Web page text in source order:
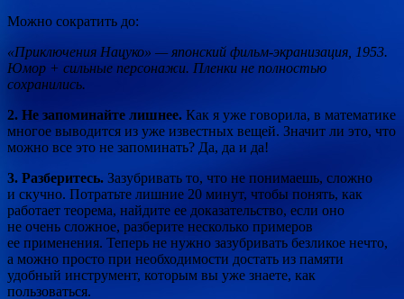
Можно сократить до:
«Приключения Нацуко» — японский фильм-экранизация, 1953.
Юмор + сильные персонажи. Пленки не полностью
сохранились.
2. Не запоминайте лишнее. Как я уже говорила, в математике
многое выводится из уже известных вещей. Значит ли это, что
можно все это не запоминать? Да, да и да!
3. Разберитесь. Зазубривать то, что не понимаешь, сложно
и скучно. Потратьте лишние 20 минут, чтобы понять, как
работает теорема, найдите ее доказательство, если оно
не очень сложное, разберите несколько примеров
ее применения. Теперь не нужно зазубривать безликое нечто,
а можно просто при необходимости достать из памяти
удобный инструмент, которым вы уже знаете, как
пользоваться.